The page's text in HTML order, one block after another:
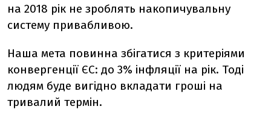
на 2018 рік не зроблять накопичувальну
систему привабливою.
Наша мета повинна збігатися з критеріями
конвергенції ЄС: до 3% інфляції на рік. Тоді
людям буде вигідно вкладати гроші на
тривалий термін.